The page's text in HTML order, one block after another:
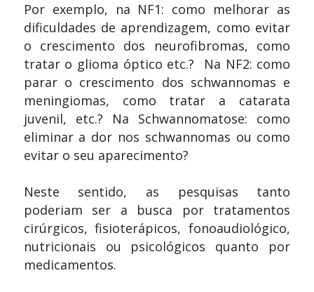
Por exemplo, na NF1: como melhorar as
dificuldades de aprendizagem, como evitar
o crescimento dos neurofibromas, como
tratar o glioma óptico etc.? Na NF2: como
parar o crescimento dos schwannomas e
meningiomas, como tratar a catarata
juvenil, etc.? Na Schwannomatose: como
eliminar a dor nos schwannomas ou como
evitar o seu aparecimento?
Neste sentido, as pesquisas tanto
poderiam ser a busca por tratamentos
cirúrgicos, fisioterápicos, fonoaudiológico,
nutricionais ou psicológicos quanto por
medicamentos.